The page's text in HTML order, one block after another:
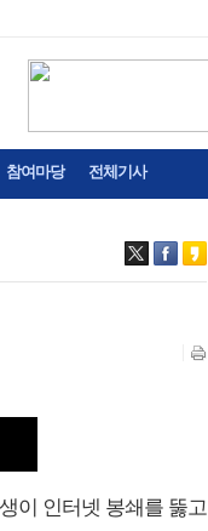
참여마당 전체기사
이 인터넷 봉쇄를 뚫고